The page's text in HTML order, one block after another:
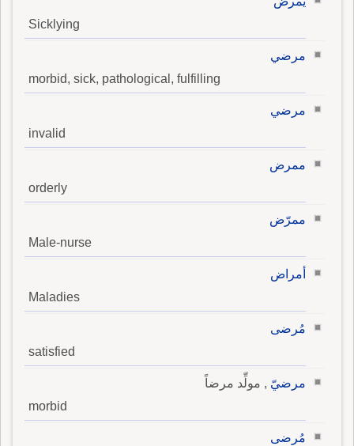
Sicklying
مرضي
morbid, sick, pathological, fulfilling
مرضي
invalid
ممرض
orderly
ممرّض
Male-nurse
أمراض
Maladies
مُرضى
satisfied
مرضيّ , مولِّد مرضاً
morbid
مُرضى